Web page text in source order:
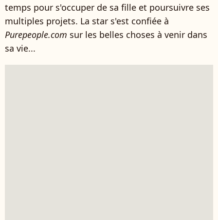
temps pour s'occuper de sa fille et poursuivre ses
multiples projets. La star s'est confiée à
Purepeople.com sur les belles choses à venir dans
sa vie...